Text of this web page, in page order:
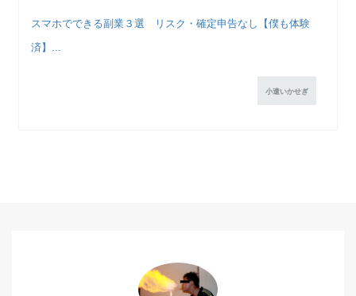
スマホでできる副業３選 リスク・確定申告なし【僕も体験
済】...
小遣いかせぎ